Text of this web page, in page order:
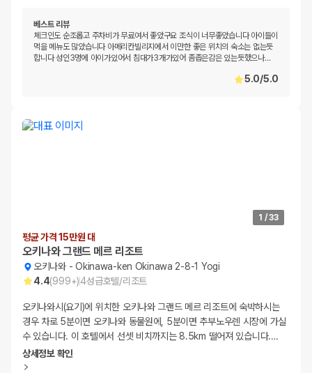
베스트 리뷰
체크인도 순조롭고 주차비가 무료여서 좋았구요 조식이 너무좋았습니다 아이들이
먹을 메뉴도 많았습니다 아메리칸빌리지에서 이만한 좋은 위치의 숙소는 없는듯
합니다 성인3명에 아이가있어서 침대가3개가있어 좀좁은감은 있는듯했으나…
5.0/5.0
1 /33
평균 가격 15만원 대
오키나와 그랜드 메르 리조트
오키나와-Okinawa-ken Okinawa 2-8-1 Yogi
4.4(999+)4성급호텔/리조트
오키나와시(요기)에 위치한 오키나와 그랜드 메르 리조트에 숙박하시는
경우 차로 5분이면 오키나와 동물원에, 5분이면 추부노우렌 시장에 가실
수 있습니다. 이 호텔에서 선셋 비치까지는 8.5km 떨어져 있습니다.…
상세정보 확인